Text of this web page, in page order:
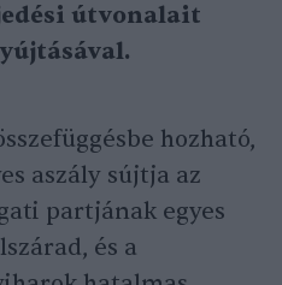
útvonalait
hozható,
aszály sújtja az
partjának egyes
és a